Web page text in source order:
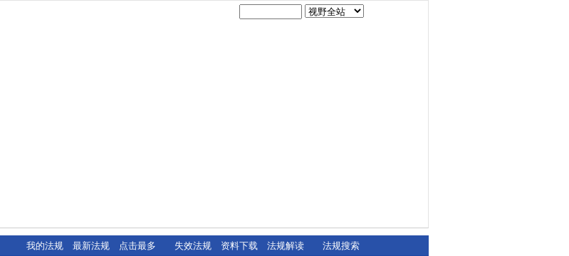
我的法规 最新法规 点击最多 失效法规 资料下载 法规解读 法规搜索